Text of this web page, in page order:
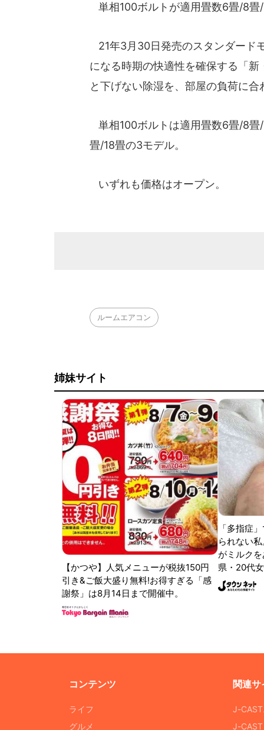
単相100ボルトが適用畳数6畳/8畳
21年3月30日発売のスタンダード
になる時期の快適性を確保する「
と下げない除湿を、部屋の負荷に
単相100ボルトは適用畳数6畳/8
畳/18畳の3モデル。
いずれも価格はオープン。
ルームエアコン
姉妹サイト
【かつや】人気メニューが税抜150円
引き&ご飯大盛り無料!お得すぎる「感
謝祭」は8月14日まで開催中。
「多指症
られない
がミルク
県・20代
コンテンツ
ライフ
グルメ
関連サ
J-
J-